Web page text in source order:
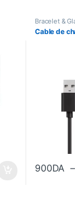
Bracelet &
Nouvel
Cable de
900DA –